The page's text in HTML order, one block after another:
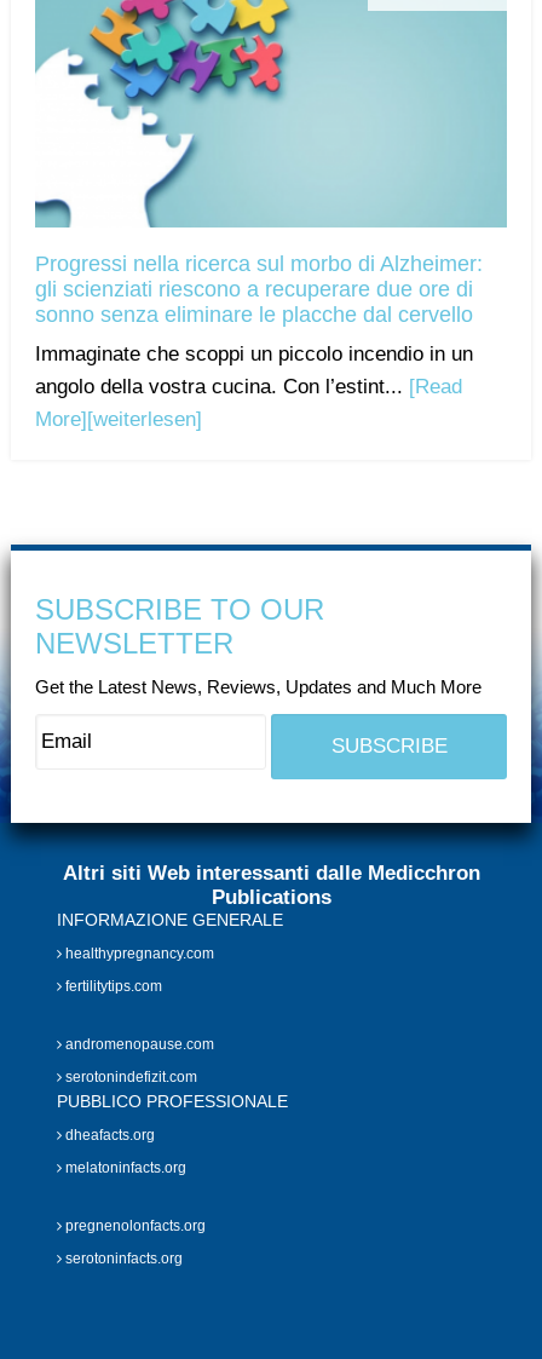
Progressi nella ricerca sul morbo di Alzheimer:
gli scienziati riescono a recuperare due ore di
sonno senza eliminare le placche dal cervello
Immaginate che scoppi un piccolo incendio in un
angolo della vostra cucina. Con l’estint... [Read
More][weiterlesen]
SUBSCRIBE TO OUR
NEWSLETTER
Get the Latest News, Reviews, Updates and Much More
Altri siti Web interessanti dalle Medicchron
Publications
INFORMAZIONE GENERALE
healthypregnancy.com
fertilitytips.com
andromenopause.com
serotonindefizit.com
PUBBLICO PROFESSIONALE
dheafacts.org
melatoninfacts.org
pregnenolonfacts.org
serotoninfacts.org